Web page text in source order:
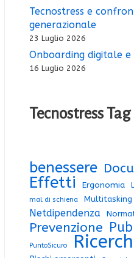
Tecnostress e
generazionale
23 Luglio 2026
Onboarding digitale e
16 Luglio 2026
Tecnostress
benessere
Effetti Ergonomia
mal di schiena Multitasking
Netdipendenza
Prevenzione
PuntoSicuro